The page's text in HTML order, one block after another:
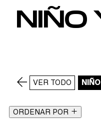
NIÑO
VER TODO
ORDENAR POR